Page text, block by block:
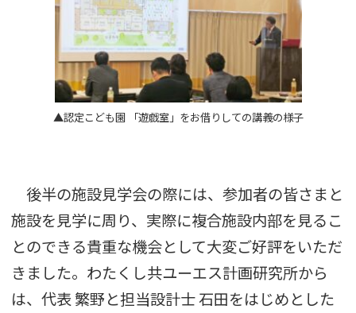
▲認定こども園 「遊戯室」をお借りしての講義の様子
後半の施設見学会の際には、参加者の皆さまと
施設を見学に周り、実際に複合施設内部を見るこ
とのできる貴重な機会として大変ご好評をいただ
きました。わたくし共ユーエス計画研究所から
は、代表 繁野と担当設計士 石田をはじめとした